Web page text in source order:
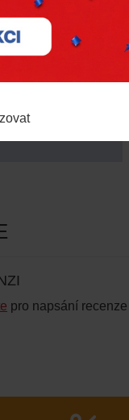
MILWAUKEE
M12 HB5 – 5.0Ah
3 096 Kč
pro napsání recenze